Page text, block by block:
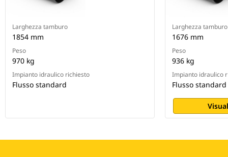
Larghezza tamburo
1854 mm
Peso
970 kg
Impianto idraulico richiesto
Flusso standard
Larghezza tamburo
1676 mm
Peso
936 kg
Impianto idraulico
Flusso standard